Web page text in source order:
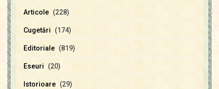
Articole (228)
Cugetări (174)
Editoriale (819)
Eseuri (20)
Istorioare (29)